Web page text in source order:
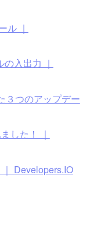
ル ｜
入出力 ｜
３つのアップデー
した！ ｜
Developers.IO